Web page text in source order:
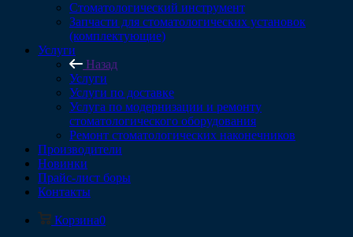
Стоматологический инструмент
Запчасти для стоматологических установок
(комплектующие)
Услуги
Назад
Услуги
Услуги по доставке
Услуга по модернизации и ремонту
стоматологического оборудования
Ремонт стоматологических наконечников
Производители
Новинки
Прайс-лист боры
Контакты
Корзина0